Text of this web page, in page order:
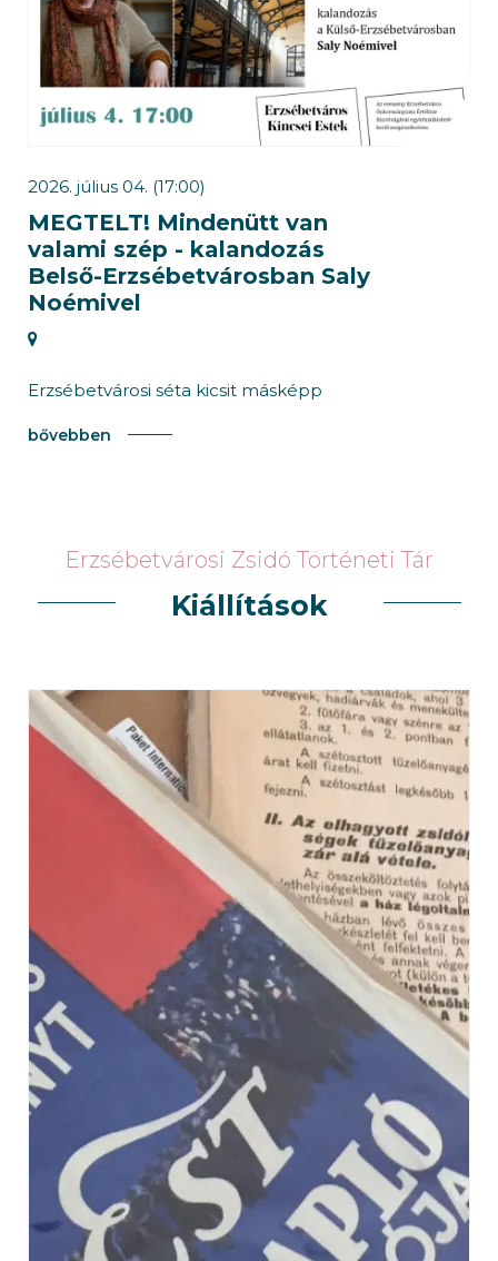
2026. július 04. (17:00)
MEGTELT! Mindenütt van
valami szép - kalandozás
Belső-Erzsébetvárosban Saly
Noémivel
Erzsébetvárosi séta kicsit másképp
bővebben
Erzsébetvárosi Zsidó Történeti Tár
Kiállítások